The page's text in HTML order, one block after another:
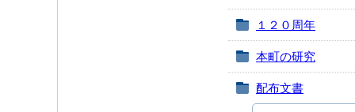
１２０周年
本町の研究
配布文書